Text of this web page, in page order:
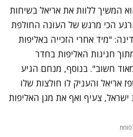
המשיך ללוות את אריאל בשיחות
הכי מרגש של העונה החולפת
"מיד אחרי הזכייה באליפות
חגיגות האליפות בחדר
חשוב". בנוסף, מנחם הגיע
אריאל והעניק לו חולצות שלו
צעיף ואף את מגן האליפות